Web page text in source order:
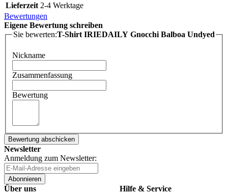
Lieferzeit 2-4 Werktage
Bewertungen
Eigene Bewertung schreiben
Sie bewerten:T-Shirt IRIEDAILY Gnocchi Balboa Undyed
Nickname
Zusammenfassung
Bewertung
Bewertung abschicken
Newsletter
Anmeldung zum Newsletter:
Abonnieren
Über uns Hilfe & Service